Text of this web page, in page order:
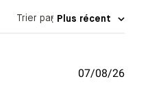
Trier par: Plus récent
Date
07/08/26